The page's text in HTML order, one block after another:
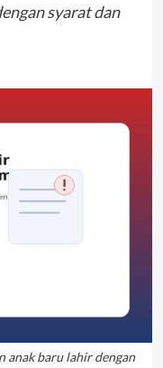
syarat dan
anak baru lahir dengan